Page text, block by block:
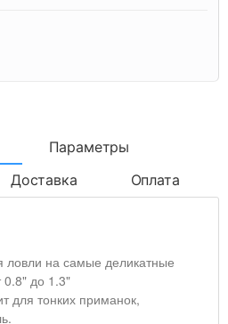
Параметры
Доставка Оплата
на самые деликатные
0.8" до 1.3"
для тонких приманок,